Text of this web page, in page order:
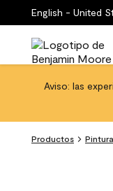
English - United
Aviso: las
Productos